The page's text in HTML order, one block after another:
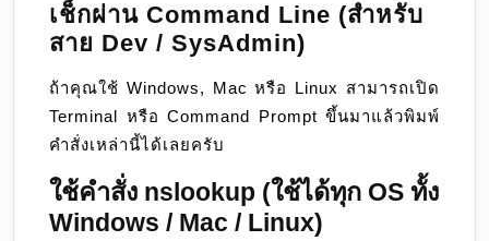
เช็กผ่าน Command Line (สำหรับ
สาย Dev / SysAdmin)
ถ้าคุณใช้ Windows, Mac หรือ Linux สามารถเปิด
Terminal หรือ Command Prompt ขึ้นมาแล้วพิมพ์
คำสั่งเหล่านี้ได้เลยครับ
ใช้คำสั่ง nslookup (ใช้ได้ทุก OS ทั้ง
Windows / Mac / Linux)